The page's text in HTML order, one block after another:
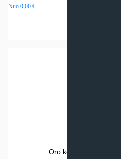
Nuo 0,00 €
Oro kondicionierius